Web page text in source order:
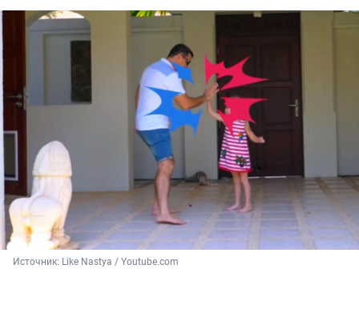
Источник: Like Nastya / Youtube.com